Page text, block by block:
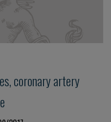
coronary artery